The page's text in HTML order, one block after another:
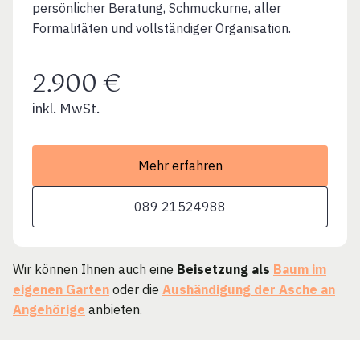
persönlicher Beratung, Schmuckurne, aller
Formalitäten und vollständiger Organisation.
2.900 €
inkl. MwSt.
Mehr erfahren
089 21524988
Wir können Ihnen auch eine Beisetzung als Baum im
eigenen Garten oder die Aushändigung der Asche an
Angehörige anbieten.